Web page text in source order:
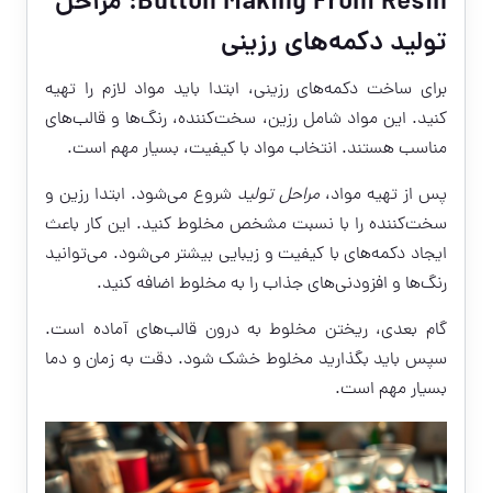
تولید دکمه‌های رزینی
برای ساخت دکمه‌های رزینی، ابتدا باید مواد لازم را تهیه
کنید. این مواد شامل رزین، سخت‌کننده، رنگ‌ها و قالب‌های
مناسب هستند. انتخاب مواد با کیفیت، بسیار مهم است.
پس از تهیه مواد، مراحل تولید شروع می‌شود. ابتدا رزین و
سخت‌کننده را با نسبت مشخص مخلوط کنید. این کار باعث
ایجاد دکمه‌های با کیفیت و زیبایی بیشتر می‌شود. می‌توانید
رنگ‌ها و افزودنی‌های جذاب را به مخلوط اضافه کنید.
گام بعدی، ریختن مخلوط به درون قالب‌های آماده است.
سپس باید بگذارید مخلوط خشک شود. دقت به زمان و دما
بسیار مهم است.